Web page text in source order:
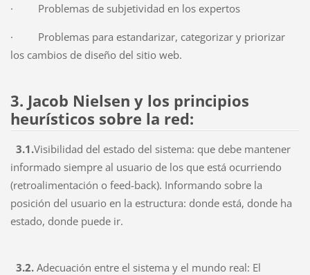
· Problemas de subjetividad en los expertos
·
Problemas para estandarizar, categorizar y priorizar
los cambios de diseño del sitio web.
3. Jacob Nielsen y los principios
heurísticos sobre la red:
3.1.Visibilidad del estado del sistema: que debe mantener
informado siempre al usuario de los que está ocurriendo
(retroalimentación o feed-back). Informando sobre la
posición del usuario en la estructura: donde está, donde ha
estado, donde puede ir.
3.2.Adecuación entre el sistema y el mundo real: El